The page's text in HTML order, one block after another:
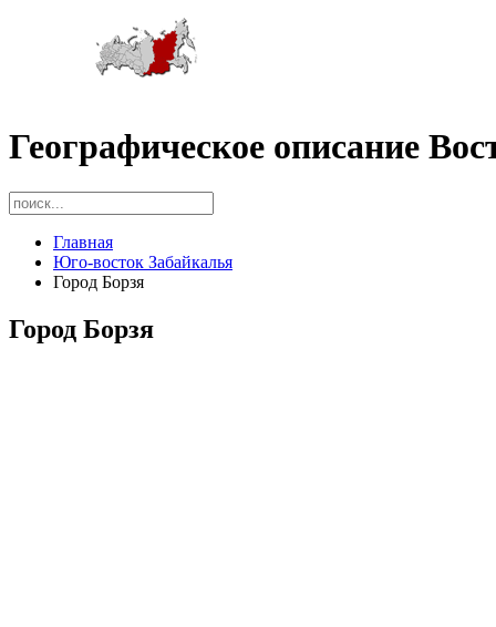
Географическое описание
Главная
Юго-восток Забайкалья
Город Борзя
Город Борзя